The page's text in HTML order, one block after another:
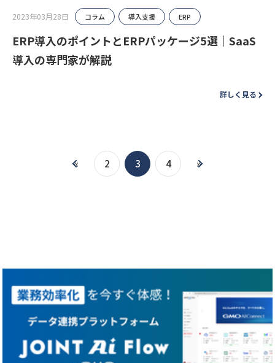
2023年03月28日 コラム 導入支援 ERP
ERP導入のポイントとERPパッケージ5選｜SaaS
導入の専門家が解説
詳しく見る
« 2 3 4 »